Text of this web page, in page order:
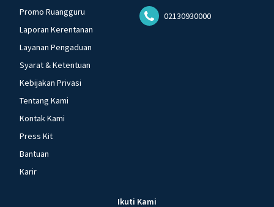
Promo Ruangguru
Laporan Kerentanan
Layanan Pengaduan
Syarat & Ketentuan
Kebijakan Privasi
Tentang Kami
Kontak Kami
Press Kit
Bantuan
Karir
02130930000
Ikuti Kami